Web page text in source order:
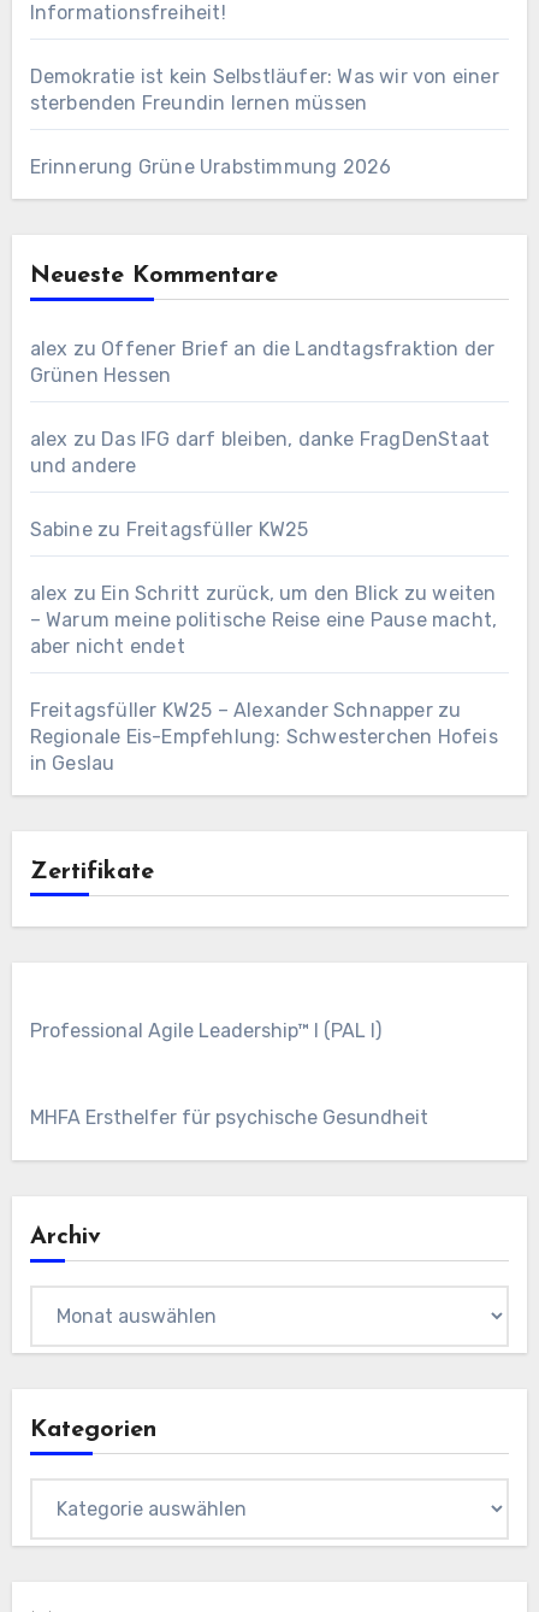
Informationsfreiheit!
Demokratie ist kein Selbstläufer: Was wir von einer
sterbenden Freundin lernen müssen
Erinnerung Grüne Urabstimmung 2026
Neueste Kommentare
alex zu Offener Brief an die Landtagsfraktion der
Grünen Hessen
alex zu Das IFG darf bleiben, danke FragDenStaat
und andere
Sabinezu Freitagsfüller KW25
alex zu Ein Schritt zurück, um den Blick zu weiten
– Warum meine politische Reise eine Pause macht,
aber nicht endet
Freitagsfüller KW25 – Alexander Schnapperzu
Regionale Eis-Empfehlung: Schwesterchen Hofeis
in Geslau
Zertifikate
Professional Agile Leadership™ I (PAL I)
MHFA Ersthelfer für psychische Gesundheit
Archiv
Kategorien